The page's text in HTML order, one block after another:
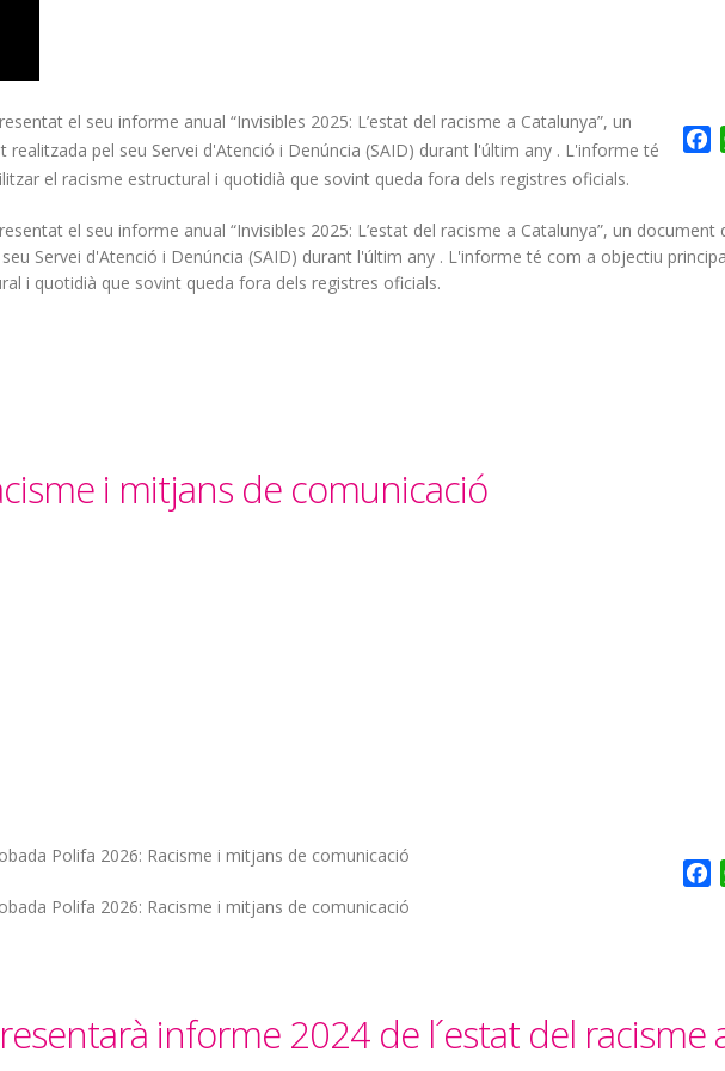
el seu informe anual “Invisibles 2025: L’estat del racisme a Catalunya”, un
realitzada pel seu Servei d'Atenció i Denúncia (SAID) durant l'últim any . L'informe té
el racisme estructural i quotidià que sovint queda fora dels registres oficials.
el seu informe anual “Invisibles 2025: L’estat del racisme a Catalunya”, un document
Servei d'Atenció i Denúncia (SAID) durant l'últim any . L'informe té com a objectiu
i quotidià que sovint queda fora dels registres oficials.
i mitjans de comunicació
Polifa 2026: Racisme i mitjans de comunicació
Polifa 2026: Racisme i mitjans de comunicació
informe 2024 de l´estat del racisme